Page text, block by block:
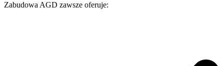
Zabudowa AGD zawsze oferuje: